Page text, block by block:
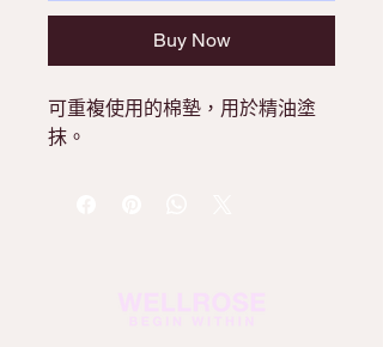
Buy Now
可重複使用的棉墊，用於精油塗
抹。